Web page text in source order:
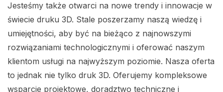
Jesteśmy także otwarci na nowe trendy i innowacje w
świecie druku 3D. Stale poszerzamy naszą wiedzę i
umiejętności, aby być na bieżąco z najnowszymi
rozwiązaniami technologicznymi i oferować naszym
klientom usługi na najwyższym poziomie. Nasza oferta
to jednak nie tylko druk 3D. Oferujemy kompleksowe
wsparcie projektowe, doradztwo techniczne i